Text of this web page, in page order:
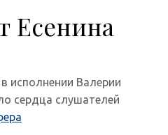
Есенина
исполнении Валерии
сердца слушателей